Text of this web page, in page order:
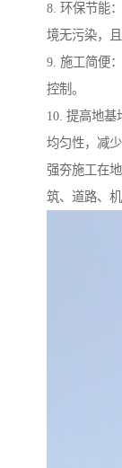
8. 环保节能
境无污染，且
9. 施工简便
控制。
10. 提高地基
均匀性，减
强夯施工在
筑、道路、